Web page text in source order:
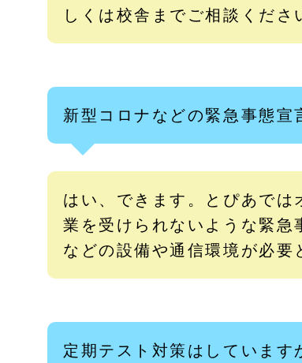
しくは校舎までご相談くださ
新型コロナなどの緊急事態宣
はい、できます。とぴあで
業を受けられないような緊
などの設備や通信環境が必要
定期テスト対策はしています